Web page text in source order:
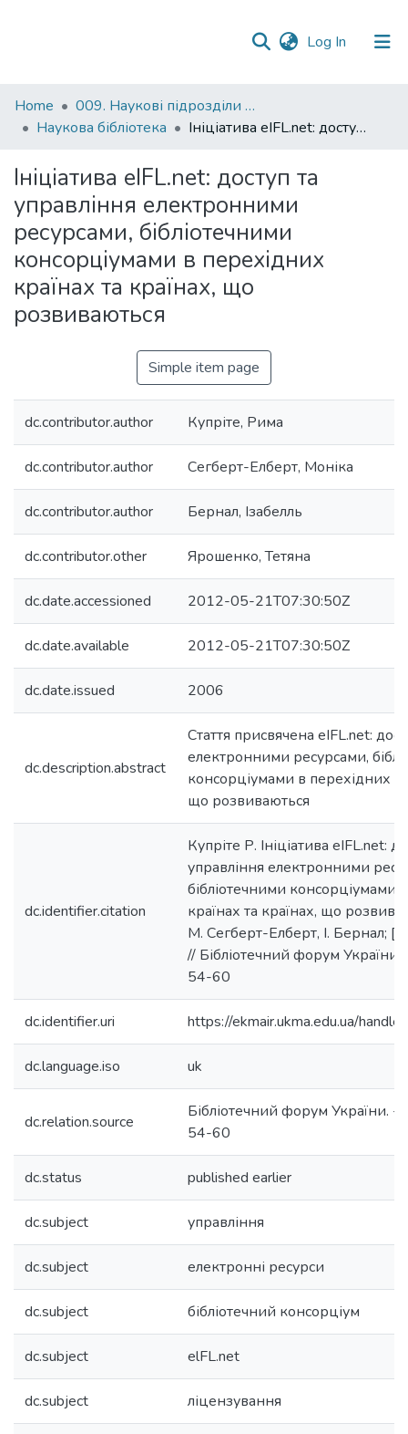
Log In (current)
Communities
&
All of DSpace
Statistics
Home
009. Наукові підрозділи НаУКМА
Наукова бібліотека
Ініціатива eIFL.net: доступ та управління електронними ресурсами, бібліотечними консорціумами в перехідних країнах та країнах, що розвиваються
Ініціатива eIFL.net: доступ та
управління електронними
ресурсами, бібліотечними
консорціумами в перехідних
країнах та країнах, що
розвиваються
Simple item page
dc.contributor.author Купріте, Рима
dc.contributor.author Сегберт-Елберт, Моніка
dc.contributor.author Бернал, Ізабелль
dc.contributor.other Ярошенко, Тетяна
dc.date.accessioned 2012-05-21T07:30:50Z
dc.date.available 2012-05-21T07:30:50Z
dc.date.issued 2006
dc.description.abstract
Стаття присвячена eIFL.net:
електронними ресурсами,
консорціумами в перехідних
що розвиваються
dc.identifier.citation
Купріте Р. Ініціатива eIFL.net:
управління електронними
бібліотечними консорціумами
країнах та країнах, що
М. Сегберт-Елберт, І. Бернал;
// Бібліотечний форум
54-60
dc.identifier.uri https://ekmair.ukma.edu.ua/
dc.language.iso uk
dc.relation.source
Бібліотечний форум України.
54-60
dc.status published earlier
dc.subject управління
dc.subject електронні ресурси
dc.subject бібліотечний консорціум
dc.subject elFL.net
dc.subject ліцензування